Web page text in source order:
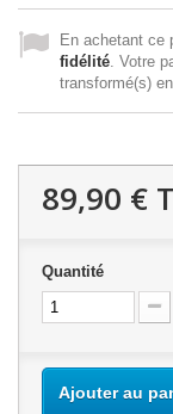
En achetant ce
fidélité . Votre
transformé(s)
89,90 €
Quantité
Ajouter au